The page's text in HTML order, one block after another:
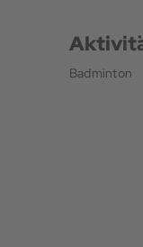
Badminton